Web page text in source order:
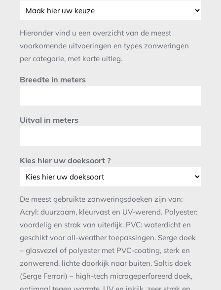
Hieronder vind u een overzicht van de meest
voorkomende uitvoeringen en types zonweringen
per categorie, met korte uitleg.
Breedte in meters
Uitval in meters
Kies hier uw doeksoort ?
De meest gebruikte zonweringsdoeken zijn van:
Acryl: duurzaam, kleurvast en UV-werend. Polyester:
voordelig en strak van uiterlijk. PVC: waterdicht en
geschikt voor all-weather toepassingen. Serge doek
– glasvezel of polyester met PVC-coating, sterk en
zonwerend, lichte doorkijk naar buiten. Soltis doek
(Serge Ferrari) – high-tech microgeperforeerd doek,